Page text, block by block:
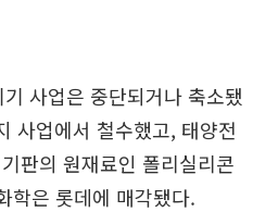
사업은 중단되거나 축소됐
사업에서 철수했고, 태양전
판의 원재료인 폴리실리콘
학은 롯데에 매각됐다.